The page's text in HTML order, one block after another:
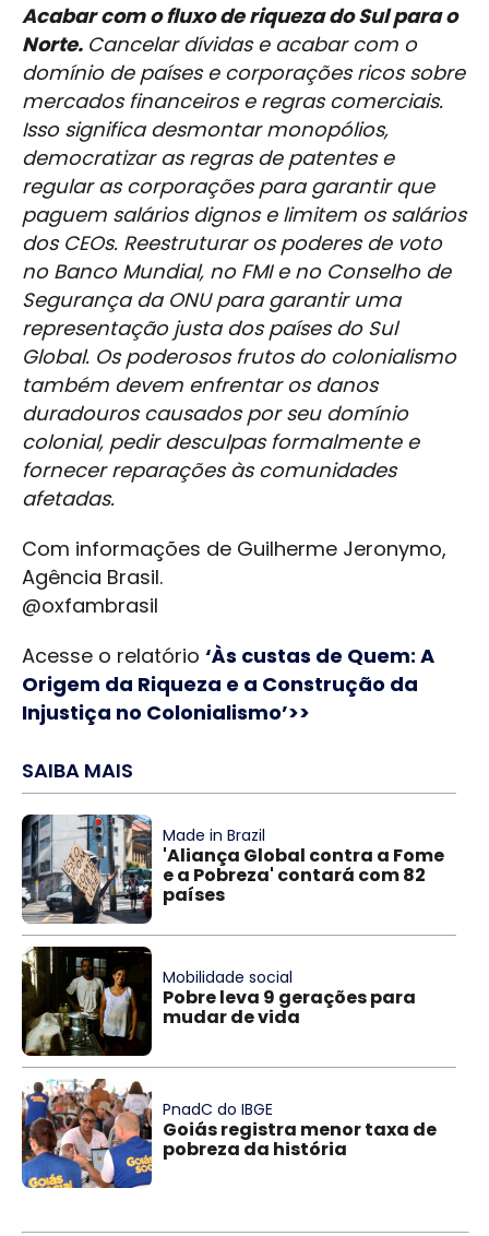
Acabar com o fluxo de riqueza do Sul para o
Norte. Cancelar dívidas e acabar com o
domínio de países e corporações ricos sobre
mercados financeiros e regras comerciais.
Isso significa desmontar monopólios,
democratizar as regras de patentes e
regular as corporações para garantir que
paguem salários dignos e limitem os salários
dos CEOs. Reestruturar os poderes de voto
no Banco Mundial, no FMI e no Conselho de
Segurança da ONU para garantir uma
representação justa dos países do Sul
Global. Os poderosos frutos do colonialismo
também devem enfrentar os danos
duradouros causados por seu domínio
colonial, pedir desculpas formalmente e
fornecer reparações às comunidades
afetadas.
Com informações de Guilherme Jeronymo,
Agência Brasil.
@oxfambrasil
Acesse o relatório ‘Às custas de Quem: A
Origem da Riqueza e a Construção da
Injustiça no Colonialismo’>>
SAIBA MAIS
Made in Brazil
'Aliança Global contra a Fome
e a Pobreza' contará com 82
países
Mobilidade social
Pobre leva 9 gerações para
mudar de vida
PnadC do IBGE
Goiás registra menor taxa de
pobreza da história